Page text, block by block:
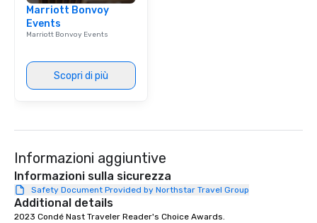
Our exclusive
right of you. Because
Marriott Bonvoy
Events
Marriott Bonvoy Events
Scopri di più
Informazioni aggiuntive
Informazioni sulla sicurezza
Safety Document Provided by Northstar Travel Group
Additional details
2023 Condé Nast Traveler Reader's Choice Awards.